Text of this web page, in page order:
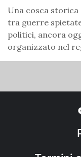
Una cosca
tra guerre
politici, ancora
organizzato nel